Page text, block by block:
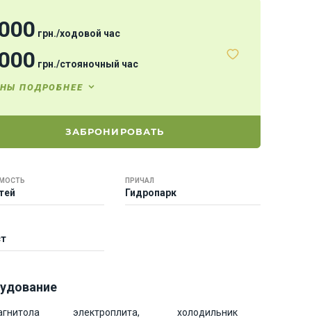
грн./ходовой час
грн./стояночный час
ПОДРОБНЕЕ
ЗАБРОНИРОВАТЬ
ПРИЧАЛ
Гидропарк
электроплита,
холодильник